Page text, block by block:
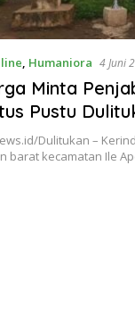
, Humaniora 4 Juni
Minta
Pustu
Tahun Ini !
Dulitukan –
barat kecamatan Ile